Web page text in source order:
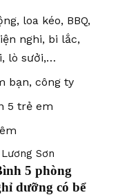
loa kéo, BBQ,
nghi, bi lắc,
lò sưởi,…
bạn, công ty
5 trẻ em
Sơn
5 phòng
dưỡng có bể